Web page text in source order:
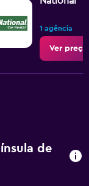
1 agência
Ver
de